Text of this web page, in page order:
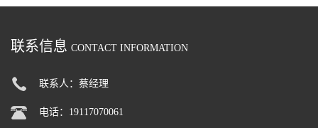
联系信息 CONTACT INFORMATION
联系人：蔡经理
电话：19117070061